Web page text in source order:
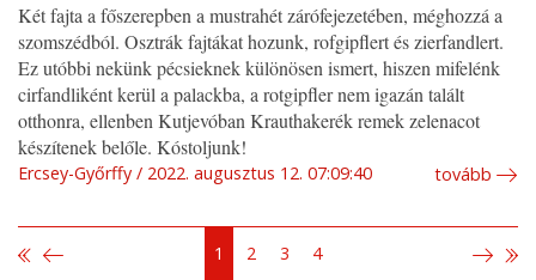
Két fajta a főszerepben a mustrahét zárófejezetében, méghozzá a
szomszédból. Osztrák fajtákat hozunk, rofgipflert és zierfandlert.
Ez utóbbi nekünk pécsieknek különösen ismert, hiszen mifelénk
cirfandliként kerül a palackba, a rotgipfler nem igazán talált
otthonra, ellenben Kutjevóban Krauthakerék remek zelenacot
készítenek belőle. Kóstoljunk!
Ercsey-Győrffy 2022. augusztus 12. 07:09:40 tovább
1 2 3 4